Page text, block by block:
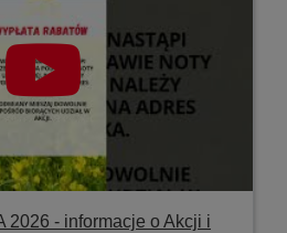
2026 - informacje o Akcji i